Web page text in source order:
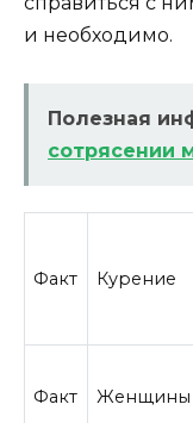
и необходимо.
Полезная
сотрясении
Факт Курение
Факт Женщины